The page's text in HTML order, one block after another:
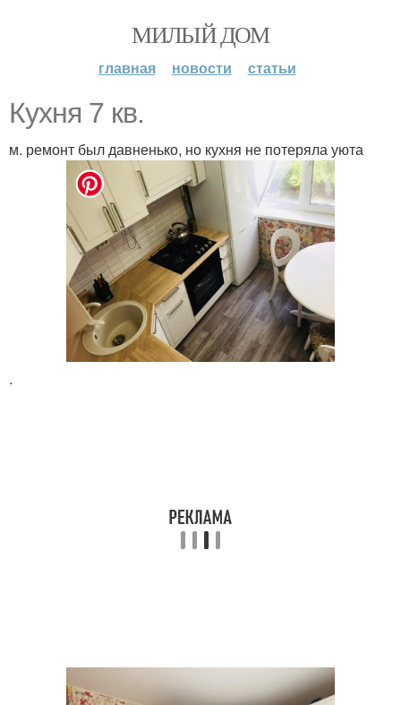
МИЛЫЙ ДОМ
главная новости статьи
Кyxня 7 кв.
м. ремонт был давненько, но кухня не потеряла уюта
.